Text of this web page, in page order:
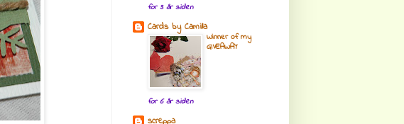
for 3 år siden
Cards by Camilla
Winner of my
GIVEAWAY
for 6 år siden
screppa